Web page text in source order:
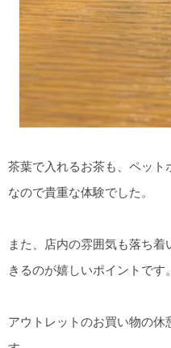
茶葉で入れるお茶も、ペッ
なので貴重な体験でした。
また、店内の雰囲気も落ち
きるのが嬉しいポイントです。
アウトレットのお買い物の休